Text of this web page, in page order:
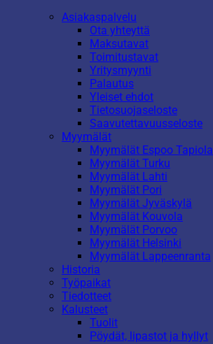
Asiakaspalvelu
Ota yhteyttä
Maksutavat
Toimitustavat
Yritysmyynti
Palautus
Yleiset ehdot
Tietosuojaseloste
Saavutettavuusseloste
Myymälät
Myymälät Espoo Tapiola
Myymälät Turku
Myymälät Lahti
Myymälät Pori
Myymälät Jyväskylä
Myymälät Kouvola
Myymälät Porvoo
Myymälät Helsinki
Myymälät Lappeenranta
Historia
Työpaikat
Tiedotteet
Kalusteet
Tuolit
Pöydät, lipastot ja hyllyt